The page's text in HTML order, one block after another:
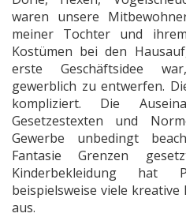
waren unsere
meiner Tochter und
Kostümen bei den
erste Geschäftsidee
gewerblich zu entwerfen.
kompliziert. Die
Gesetzestexten und
Gewerbe unbedingt
Fantasie Grenzen
Kinderbekleidung hat
beispielsweise viele
aus.